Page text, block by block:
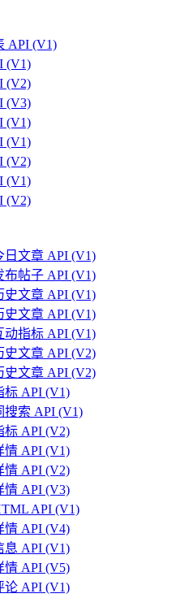
API (V1)
(V1)
(V2)
(V3)
(V1)
(V1)
(V2)
(V1)
(V2)
日文章 API (V1)
布帖子 API (V1)
史文章 API (V1)
史文章 API (V1)
动指标 API (V1)
史文章 API (V2)
史文章 API (V2)
标 API (V1)
搜索 API (V1)
标 API (V2)
情 API (V1)
情 API (V2)
情 API (V3)
API (V1)
情 API (V4)
息 API (V1)
情 API (V5)
论 API (V1)